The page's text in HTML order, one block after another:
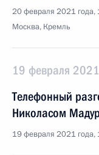
20 февраля 2021 года,
Москва, Кремль
19 февраля
Телефонный
Николасом
19 февраля 2021 года,